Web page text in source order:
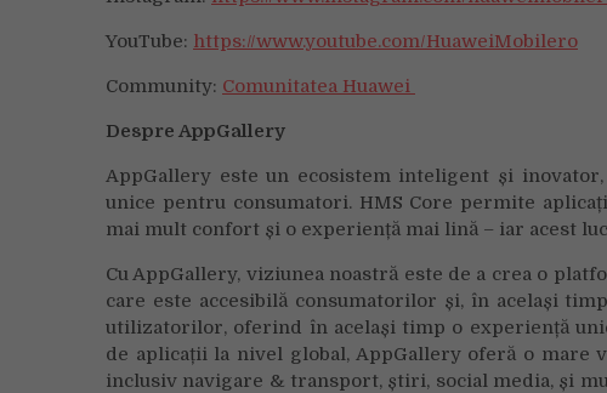
YouTube: https://www.youtube.com/HuaweiMobilero
Community: Comunitatea Huawei
Despre AppGallery
AppGallery este un ecosistem inteligent și
unice pentru consumatori. HMS Core permite
mai mult confort și o experiență mai lină – iar acest
Cu AppGallery, viziunea noastră este de a crea o
care este accesibilă consumatorilor și, în același
utilizatorilor, oferind în același timp o experiență
de aplicații la nivel global, AppGallery oferă o mare
inclusiv navigare & transport, știri, social media, și